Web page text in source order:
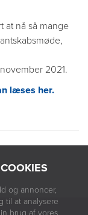
og annoncer,
til at analysere
brug af vores
at nå så mange
2021.
læses her.